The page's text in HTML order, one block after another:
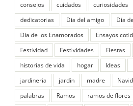
consejos
cuidados curiosidades
dedicatorias
Dia del amigo
Día
Día de los Enamorados
Ensayos
Festividad
Festividades Fiestas
historias de vida
hogar Ideas
jardineria
jardín madre
palabras
Ramos ramos de flores